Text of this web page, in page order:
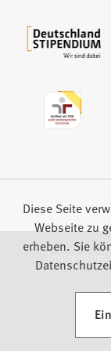
Impressum
Diese Seite
Webseite zu
erheben. Sie
(Öffnet in einem